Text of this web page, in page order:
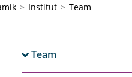
Institut Team
Team